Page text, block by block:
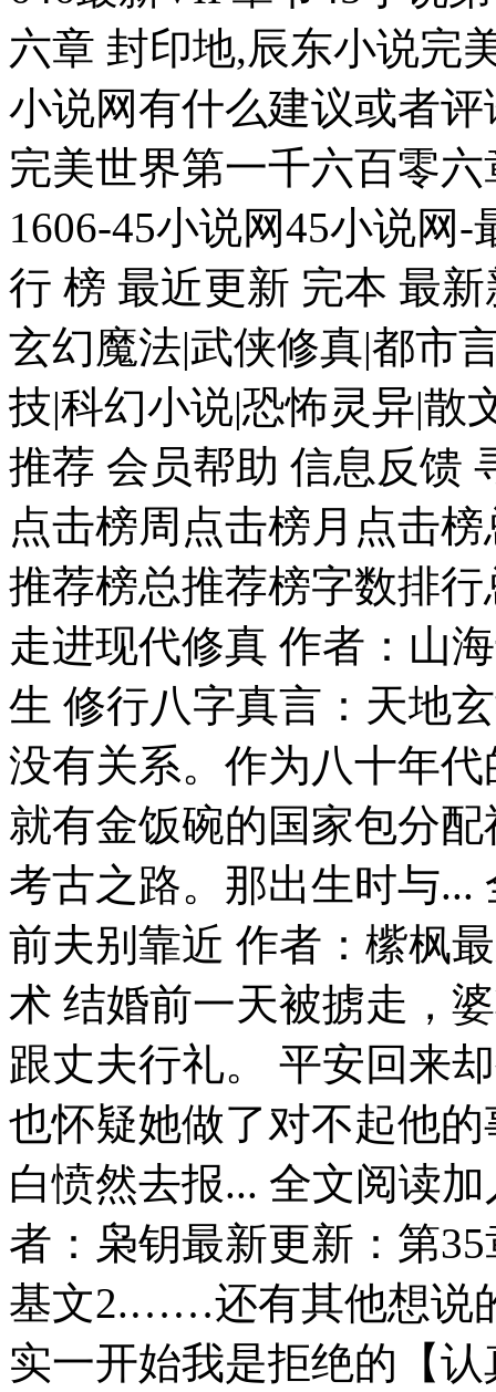
六章 封印地,辰东小说完
小说网有什么建议或者
完美世界第一千六百零
1606-45小说网45小说网
行 榜 最近更新 完本 最
玄幻魔法|武侠修真|都市
技|科幻小说|恐怖灵异|散
推荐 会员帮助 信息反馈
点击榜周点击榜月点击
推荐榜总推荐榜字数排
走进现代修真 作者：山
生 修行八字真言：天地
没有关系。作为八十年
就有金饭碗的国家包分
考古之路。那出生时与...
前夫别靠近 作者：橴枫
术 结婚前一天被掳走，
跟丈夫行礼。 平安回来
也怀疑她做了对不起他
白愤然去报... 全文阅读
者：枭钥最新更新：第
基文2.……还有其他想说
实一开始我是拒绝的【